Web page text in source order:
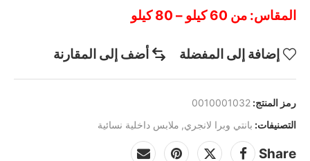
المقاس: من 60 كيلو – 80 كيلو
إضافة إلى المفضلة أضف إلى المقارنة
رمز المنتج: 0010001032
التصنيفات: بانتي وبرا لانجري, ملابس داخلية نسائية
Share